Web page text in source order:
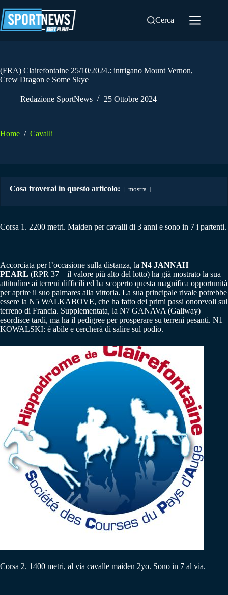
al
contenuto
Cerca
(FRA) Clairefontaine 25/10/2024.: intrigano Mount Vernon,
Crew Dragon e Some Skye
Redazione SportNews 25 Ottobre 2024
Home / Cavalli
Cosa troverai in questo articolo: mostra
Corsa 1. 2200 metri. Maiden per cavalli di 3 anni e sono in 7 i partenti.
Accorciata per l’occasione sulla distanza, la N4 JANNAH
PEARL (RPR 37 – il valore più alto del lotto) ha già mostrato la sua
attitudine ai terreni difficili ed ha scoperto questa magnifica opportunità
per aprire il suo palmares alla vittoria. La sua principale rivale potrebbe
essere la N5 WALKABOVE, che ha fatto dei primi passi onorevoli sul
terreno di Francia. Supplementata, la N7 GANAVA (Galiway)
esordisce tardi, ma ha il pedigree per prosperare su terreni pesanti. N1
KOWALSKI: è abile e cercherà di salire sul podio.
Corsa 2. 1400 metri, al via cavalle maiden 2yo. Sono in 7 al via.